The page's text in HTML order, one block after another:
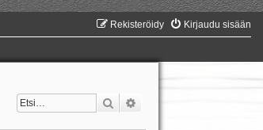
Kirjaudu sisään
Rekisteröidy
Etsi